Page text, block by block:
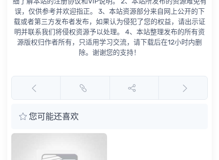
误，仅供参考并欢迎指正。 3、本站资源部分来自网上公开的下
载或者第三方发布者发布，如果认为侵犯了您的权益，请出示证
明并联系我们将侵权资源予以处理。 4、本站整理发布的所有资
源版权归作者所有，只适用学习交流，请下载后在12小时内删
除。谢谢您的支持！
您可能还喜欢